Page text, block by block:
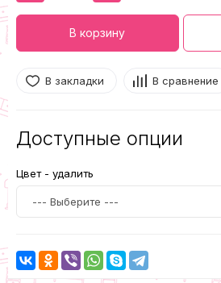
В корзину
В закладки В сравнение
Доступные опции
Цвет - удалить